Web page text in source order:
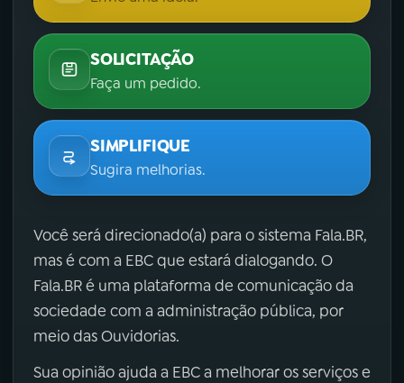
SOLICITAÇÃO
Faça um pedido.
SIMPLIFIQUE
Sugira melhorias.
Você será direcionado(a) para o sistema Fala.BR,
mas é com a EBC que estará dialogando. O
Fala.BR é uma plataforma de comunicação da
sociedade com a administração pública, por
meio das Ouvidorias.
Sua opinião ajuda a EBC a melhorar os serviços e